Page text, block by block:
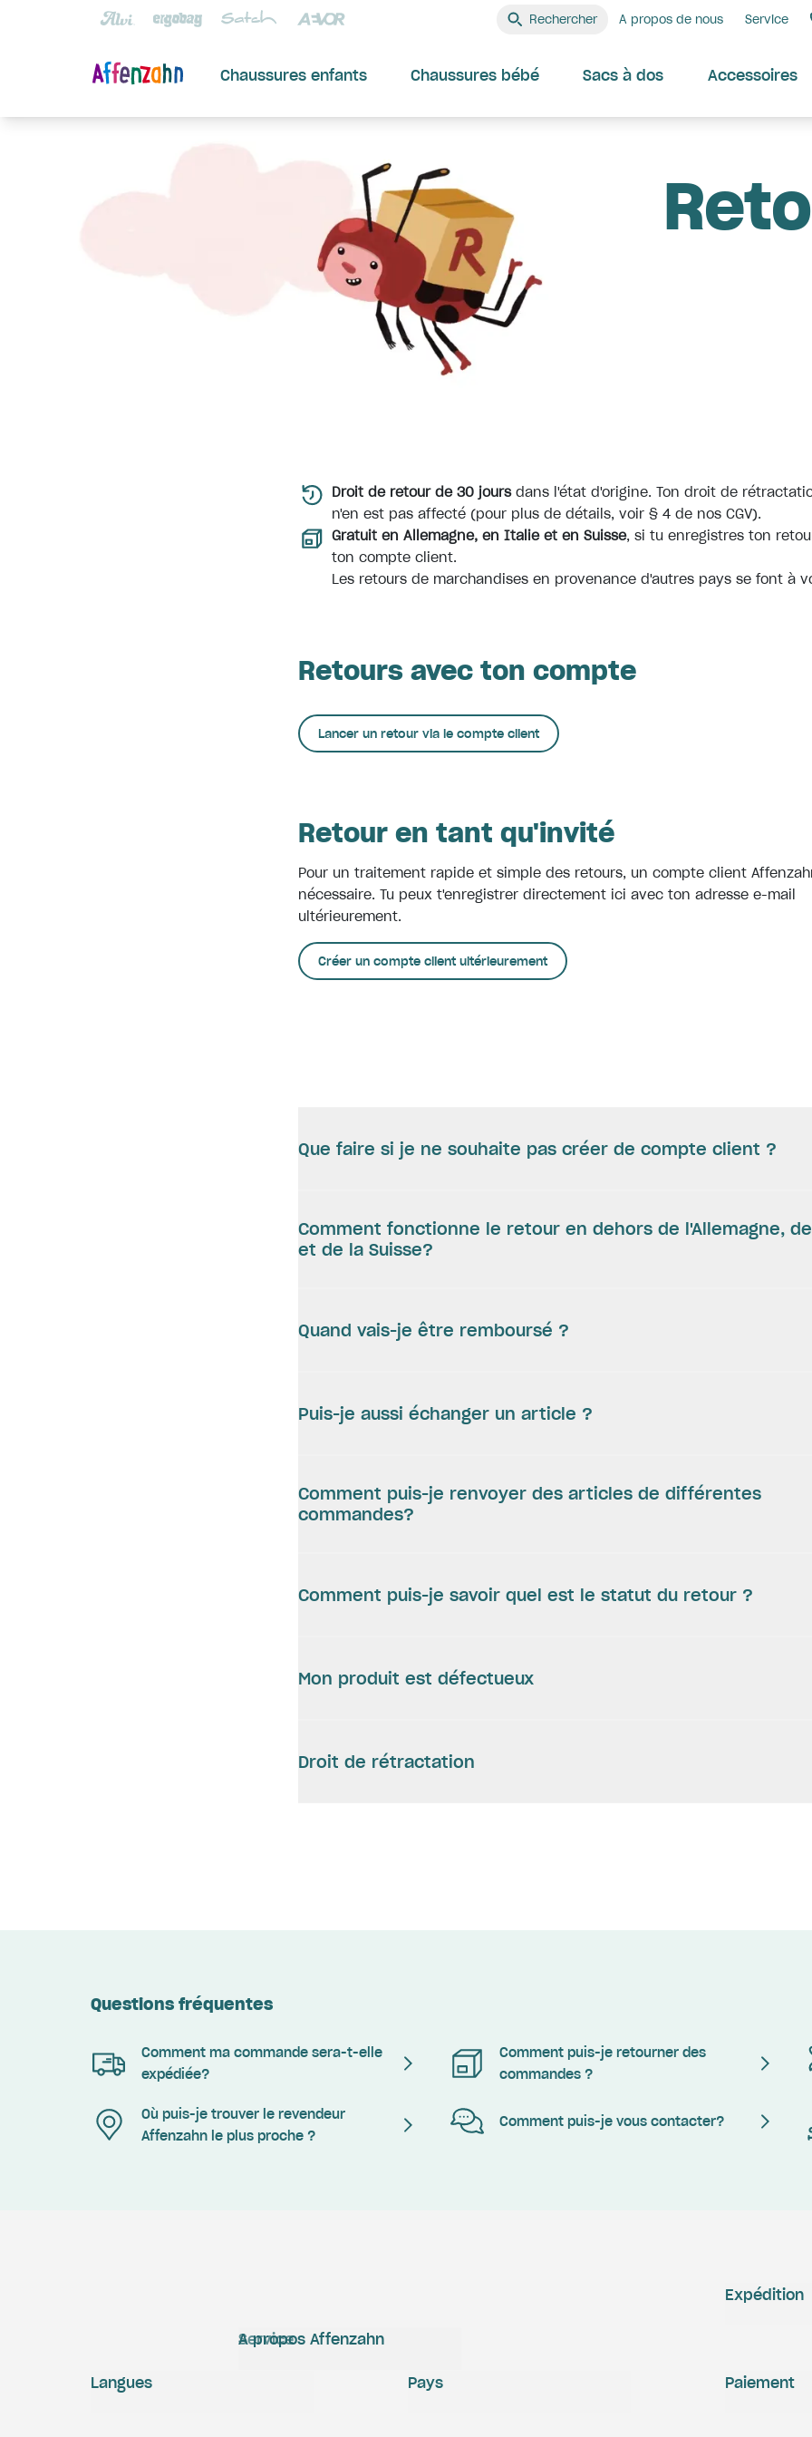
Rechercher A propos de nous Service
Chaussures enfants Chaussures bébé Sacs à dos Accessoires
Droit de retour de 30 joursdans l'état d'origine. Ton droit de
n'en est pas affecté (pour plus de détails, voir § 4 de nos CGV).
Gratuit en Allemagne, en Italie et en Suisse, si tu enregistres ton
ton compte client.
Les retours de marchandises en provenance d'autres pays se font à
Retours avec ton compte
Lancer un retour via le compte client
Retour en tant qu'invité
Pour un traitement rapide et simple des retours, un compte client
nécessaire. Tu peux t'enregistrer directement ici avec ton adresse e-mail
ultérieurement.
Créer un compte client ultérieurement
Que faire si je ne souhaite pas créer de compte client ?
Comment fonctionne le retour en dehors de l'Allemagne,
et de la Suisse?
Quand vais-je être remboursé ?
Puis-je aussi échanger un article ?
Comment puis-je renvoyer des articles de différentes
commandes?
Comment puis-je savoir quel est le statut du retour ?
Mon produit est défectueux
Droit de rétractation
Questions fréquentes
Comment ma commande sera-t-elle
expédiée?
Comment puis-je retourner des
commandes ?
Où puis-je trouver le revendeur
Affenzahn le plus proche ?
Comment puis-je vous contacter?
Service
A propos Affenzahn
Expédition
Paiement
Langues Pays